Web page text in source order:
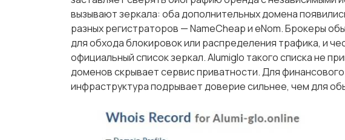
вызывают зеркала: оба дополнительных домена
разных регистраторов — NameCheap и eNom. Брокеры
для обхода блокировок или распределения трафика, и
официальный список зеркал. Alumiglo такого списка не
доменов скрывает сервис приватности. Для
инфраструктура подрывает доверие сильнее, чем для